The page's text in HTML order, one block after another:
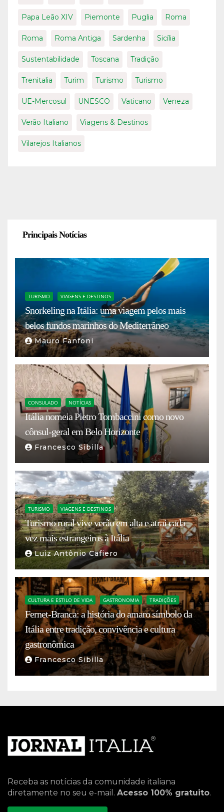
Papa Leão XIV Piemonte Puglia Roma
Roma Roma Antiga Sardenha Sicília
Sustentabilidade Toscana Tradição
Trenitalia Turim Turismo Turismo
UE-Mercosul UNESCO Vaticano Veneza
Verão Italiano Viagens & Destinos
Vilarejos Italianos
Principais Notícias
TURISMO VIAGENS E DESTINOS
Snorkeling na Itália: uma viagem pelos mais
belos fundos marinhos do Mediterrâneo
Mauro Fanfoni
CONSULADO NOTÍCIAS
Itália nomeia Pietro Tombaccini como novo
cônsul-geral em Belo Horizonte
Francesco Sibilla
TURISMO VIAGENS E DESTINOS
Turismo rural vive verão em alta e atrai cada
vez mais estrangeiros à Itália
Luiz Antônio Cafiero
CULTURA E ESTILO DE VIDA GASTRONOMIA TRADIÇÕES
Fernet-Branca: a história do amaro símbolo da
Itália entre tradição, convivência e cultura
gastronômica
Francesco Sibilla
Receba as notícias da comunidade italiana
diretamente no seu e-mail. Acesso 100% gratuito.